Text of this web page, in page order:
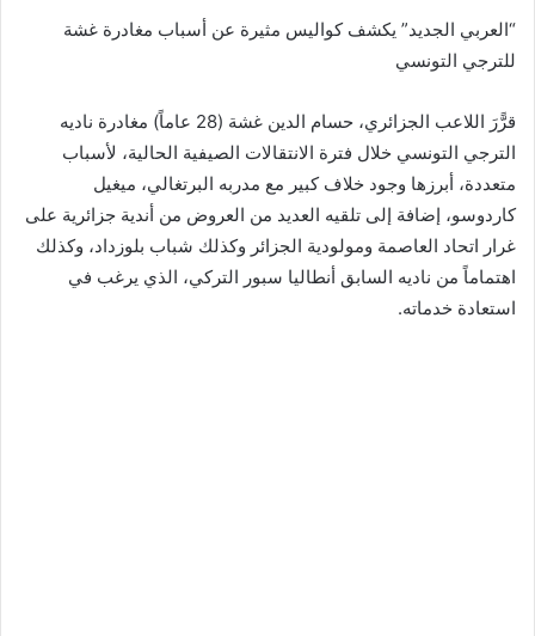
“العربي الجديد” يكشف كواليس مثيرة عن أسباب مغادرة غشة
للترجي التونسي
قرًّرَ اللاعب الجزائري، حسام الدين غشة (28 عاماً) مغادرة ناديه
الترجي التونسي خلال فترة الانتقالات الصيفية الحالية، لأسباب
متعددة، أبرزها وجود خلاف كبير مع مدربه البرتغالي، ميغيل
كاردوسو، إضافة إلى تلقيه العديد من العروض من أندية جزائرية على
غرار اتحاد العاصمة ومولودية الجزائر وكذلك شباب بلوزداد، وكذلك
اهتماماً من ناديه السابق أنطاليا سبور التركي، الذي يرغب في
استعادة خدماته.